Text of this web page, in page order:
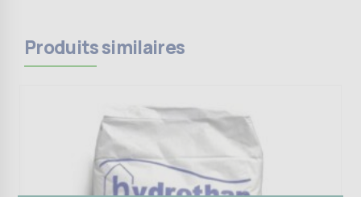
Produits similaires